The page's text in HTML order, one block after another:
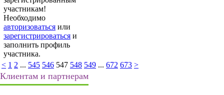
< 1 2 ... 545 546 547 548 549 ... 672 673 >
участникам!
Необходимо
авторизоваться или
зарегистрироваться и
заполнить профиль
участника.
Клиентам и партнерам